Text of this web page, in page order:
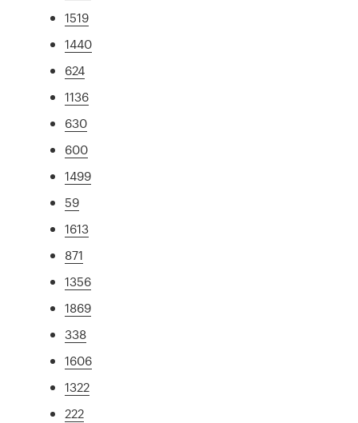
1519
1440
624
1136
630
600
1499
59
1613
871
1356
1869
338
1606
1322
222